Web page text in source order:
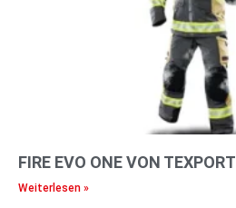
FIRE EVO ONE VON TEXPORT
Weiterlesen »